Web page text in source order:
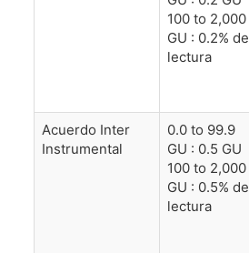
100 to 2,000
GU : 0.2% de
lectura
Acuerdo Inter
Instrumental
0.0 to 99.9
GU : 0.5 GU
100 to 2,000
GU : 0.5% de
lectura